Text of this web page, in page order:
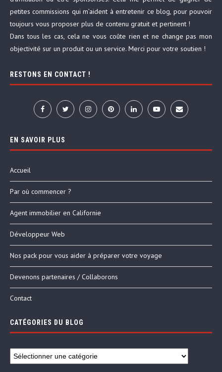
petites commissions qui m’aident à entretenir ce blog, pour pouvoir
toujours vous proposer plus de contenu gratuit et pertinent !
Dans tous les cas, cela ne vous coûte rien et ne change pas mon
objectivité sur un produit ou un service. Merci pour votre soutien !
RESTONS EN CONTACT !
EN SAVOIR PLUS
Accueil
Par où commencer ?
Agent immobilier en Californie
Développeur Web
Nos pack pour vous aider à préparer votre voyage
Devenons partenaires / Collaborons
Contact
CATÉGORIES DU BLOG